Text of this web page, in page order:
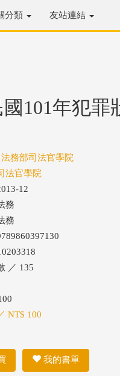
分類 友站連結
101年犯罪
法務部司法官學院
法官學院
12
務
務
／ 135
NT$ 100
我的書單